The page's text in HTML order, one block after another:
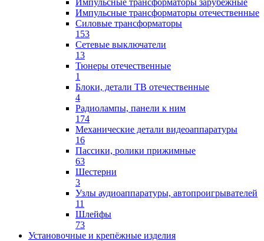
Импульсные трансформаторы отечественные
Силовые трансформаторы
153
Сетевые выключатели
13
Тюнеры отечественные
1
Блоки, детали ТВ отечественные
4
Радиолампы, панели к ним
174
Механические детали видеоаппаратуры
16
Пассики, ролики прижимные
63
Шестерни
3
Узлы аудиоаппаратуры, автопроигрывателей
11
Шлейфы
73
Установочные и крепёжные изделия